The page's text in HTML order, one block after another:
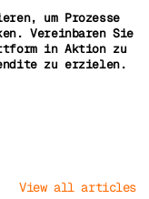
um Prozesse
Vereinbaren Sie
in Aktion zu
zu erzielen.
View all articles